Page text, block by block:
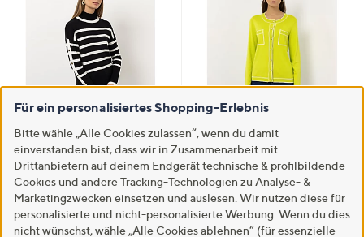
STEFFEN SCHRAUT Pullover
breiter Stehkragen Ziernieten
leger weit
€ 59,99
5.0
von
(3)3
Bewertungen
STEFFEN SCHRAUT Strickjacke
Kontrastdetails Schmuckknöpfe
figurumspielend
€ 49,99
-44% € 89,99
5.04
Für ein personalisiertes Shopping-Erlebnis
Bitte wähle „Alle Cookies zulassen“, wenn du damit
einverstanden bist, dass wir in Zusammenarbeit mit
Drittanbietern auf deinem Endgerät technische & profilbildende
Cookies und andere Tracking-Technologien zu Analyse- &
Marketingzwecken einsetzen und auslesen. Wir nutzen diese für
personalisierte und nicht-personalisierte Werbung. Wenn du dies
nicht wünschst, wähle „Alle Cookies ablehnen“ (für essenzielle